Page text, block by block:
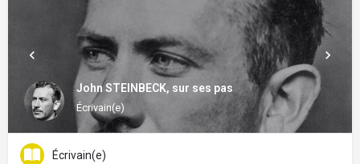
John STEINBECK, sur ses pas
Écrivain(e)
Écrivain(e)